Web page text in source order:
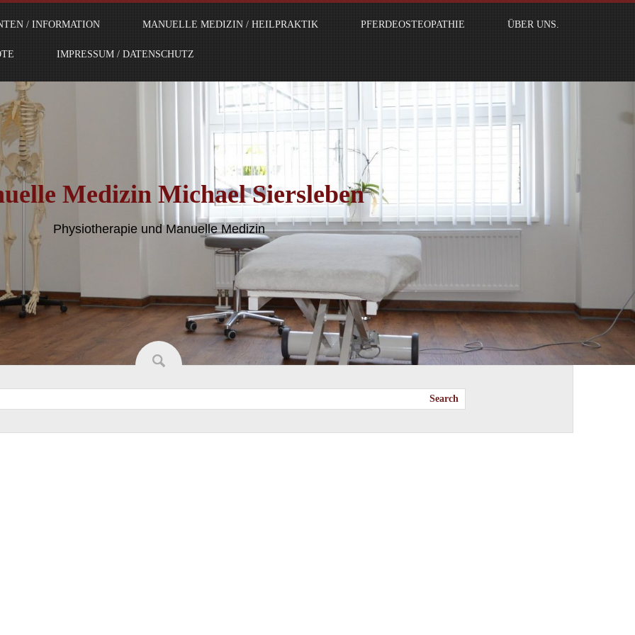
/ INFORMATION MANUELLE MEDIZIN / HEILPRAKTIK PFERDEOSTEOPATHIE ÜBER UNS.
IMPRESSUM / DATENSCHUTZ
Medizin Michael Siersleben
Physiotherapie und Manuelle Medizin
Search